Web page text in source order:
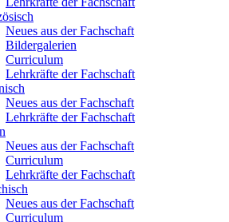
Neues aus der Fachschaft
Bildergalerien
Curriculum
Lehrkräfte der Fachschaft
Neues aus der Fachschaft
Lehrkräfte der Fachschaft
Neues aus der Fachschaft
Curriculum
Lehrkräfte der Fachschaft
Neues aus der Fachschaft
Curriculum